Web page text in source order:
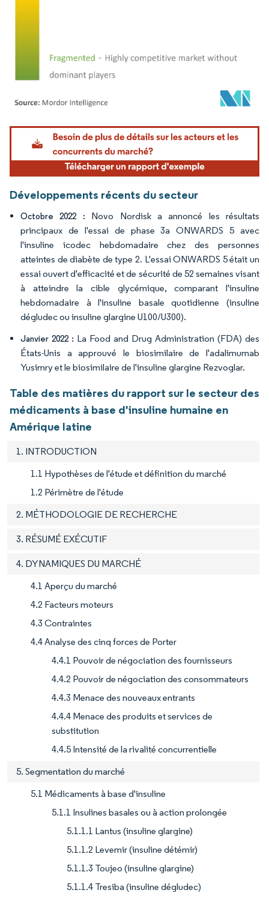
Image © Mordor Intelligence. La réutilisation nécessite une attribution sous CC BY
Développements récents du secteur
Octobre 2022 : Novo Nordisk a annoncé les résultats
principaux de l'essai de phase 3a ONWARDS 5 avec
l'insuline icodec hebdomadaire chez des personnes
atteintes de diabète de type 2. L'essai ONWARDS 5 était un
essai ouvert d'efficacité et de sécurité de 52 semaines visant
à atteindre la cible glycémique, comparant l'insuline
hebdomadaire à l'insuline basale quotidienne (insuline
dégludec ou insuline glargine U100/U300).
Janvier 2022 : La Food and Drug Administration (FDA) des
États-Unis a approuvé le biosimilaire de l'adalimumab
Yusimry et le biosimilaire de l'insuline glargine Rezvoglar.
Table des matières du rapport sur le secteur des
médicaments à base d'insuline humaine en
Amérique latine
1. INTRODUCTION
1.1 Hypothèses de l'étude et définition du marché
1.2 Périmètre de l'étude
2. MÉTHODOLOGIE DE RECHERCHE
3. RÉSUMÉ EXÉCUTIF
4. DYNAMIQUES DU MARCHÉ
4.1 Aperçu du marché
4.2 Facteurs moteurs
4.3 Contraintes
4.4 Analyse des cinq forces de Porter
4.4.1 Pouvoir de négociation des fournisseurs
4.4.2 Pouvoir de négociation des consommateurs
4.4.3 Menace des nouveaux entrants
4.4.4 Menace des produits et services de
substitution
4.4.5 Intensité de la rivalité concurrentielle
5. Segmentation du marché
5.1 Médicaments à base d'insuline
5.1.1 Insulines basales ou à action prolongée
5.1.1.1 Lantus (insuline glargine)
5.1.1.2 Levemir (insuline détémir)
5.1.1.3 Toujeo (insuline glargine)
5.1.1.4 Tresiba (insuline dégludec)